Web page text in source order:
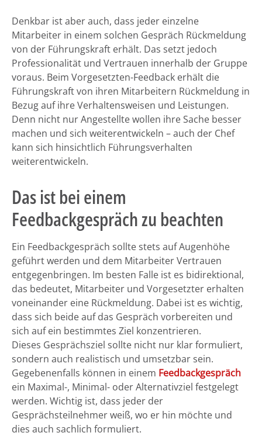
Denkbar ist aber auch, dass jeder einzelne
Mitarbeiter in einem solchen Gespräch Rückmeldung
von der Führungskraft erhält. Das setzt jedoch
Professionalität und Vertrauen innerhalb der Gruppe
voraus. Beim Vorgesetzten-Feedback erhält die
Führungskraft von ihren Mitarbeitern Rückmeldung in
Bezug auf ihre Verhaltensweisen und Leistungen.
Denn nicht nur Angestellte wollen ihre Sache besser
machen und sich weiterentwickeln – auch der Chef
kann sich hinsichtlich Führungsverhalten
weiterentwickeln.
Das ist bei einem
Feedbackgespräch zu beachten
Ein Feedbackgespräch sollte stets auf Augenhöhe
geführt werden und dem Mitarbeiter Vertrauen
entgegenbringen. Im besten Falle ist es bidirektional,
das bedeutet, Mitarbeiter und Vorgesetzter erhalten
voneinander eine Rückmeldung. Dabei ist es wichtig,
dass sich beide auf das Gespräch vorbereiten und
sich auf ein bestimmtes Ziel konzentrieren.
Dieses Gesprächsziel sollte nicht nur klar formuliert,
sondern auch realistisch und umsetzbar sein.
Gegebenenfalls können in einem Feedbackgespräch
ein Maximal-, Minimal- oder Alternativziel festgelegt
werden. Wichtig ist, dass jeder der
Gesprächsteilnehmer weiß, wo er hin möchte und
dies auch sachlich formuliert.